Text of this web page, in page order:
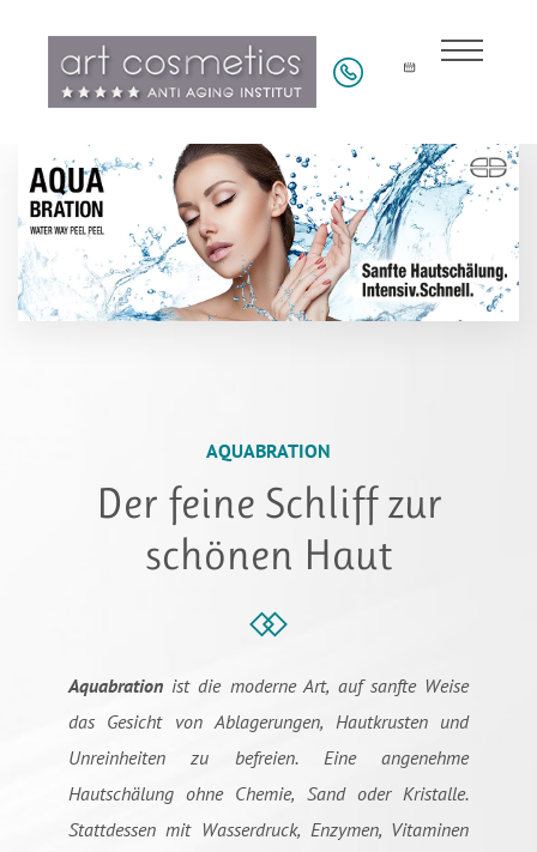
AQUABRATION
Der feine Schliff zur
schönen Haut
Aquabrationist die moderne Art, auf sanfte Weise
das Gesicht von Ablagerungen, Hautkrusten und
Unreinheiten zu befreien. Eine angenehme
Hautschälung ohne Chemie, Sand oder Kristalle.
Stattdessen mit Wasserdruck, Enzymen, Vitaminen